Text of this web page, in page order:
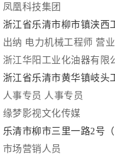
凤凰科技集团
江省乐清市柳市镇浃西
出纳 电力机械工程师 营
浙江华阳工业化油器有限
江省乐清市黄华镇岐头
人事专员 人事专员
缘梦影视文化传媒
清市柳市三里一路2号
市场营销人员